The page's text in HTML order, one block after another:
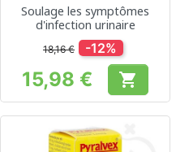
Soulage les symptômes
d'infection urinaire
18,16 € -12%
Prix
15,98 € 